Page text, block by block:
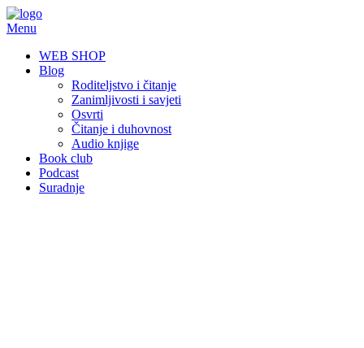
Skip
to
Menu
WEB SHOP
Blog
Roditeljstvo i čitanje
Zanimljivosti i savjeti
Osvrti
Čitanje i duhovnost
Audio knjige
Book club
Podcast
Suradnje